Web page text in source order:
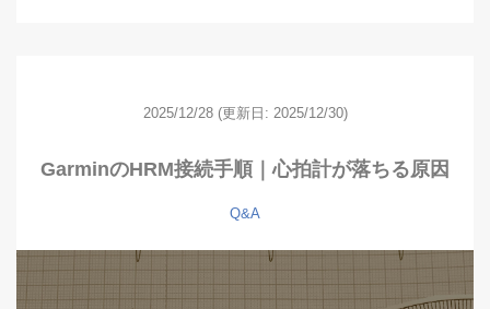
2025/12/28 (更新日: 2025/12/30)
GarminのHRM接続手順｜心拍計が落ちる原因
Q&A